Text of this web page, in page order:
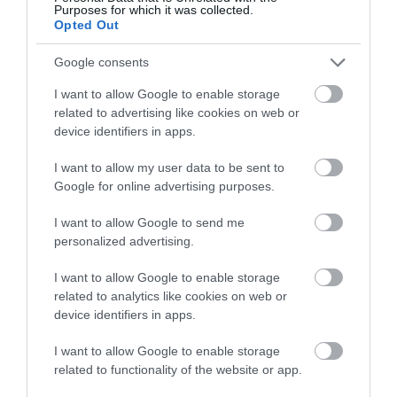
Purposes for which it was collected.
Opted Out
Google consents
I want to allow Google to enable storage
related to advertising like cookies on web or
device identifiers in apps.
I want to allow my user data to be sent to
Google for online advertising purposes.
I want to allow Google to send me
personalized advertising.
I want to allow Google to enable storage
related to analytics like cookies on web or
device identifiers in apps.
I want to allow Google to enable storage
related to functionality of the website or app.
Ám hiába friss a sör, ha a tömegrendezvényeken nem jut el
kellő gyorsasággal a fogyasztókhoz. Egy hagyományos
gyakorlott csapolómester működteti, kb. 12 másodperc
alatt csapolható ki egy korsó sör. Ám a robottechnológia
Hat korsó sör, egy gombnyomásra
A magyar fogyasztók az elmúlt években egyebek mellett a
VOLT Fesztiválon, a Puskás és a Groupama Arénában, a
Balaton Soundon vagy az EFOTT-on is találkozhattak a
Beerjet nevű gyorscsapoló berendezéssel, amely korábban
díjat is nyert a Sirha Budapest termékversenyének
technológia kategóriájában. Az osztrák fejlesztésű Beerjet,
amely óránként akár több mint ezer korsót is képes